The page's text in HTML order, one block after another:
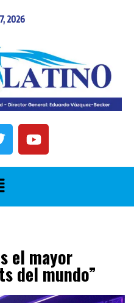
2026
el mayor
del mundo”